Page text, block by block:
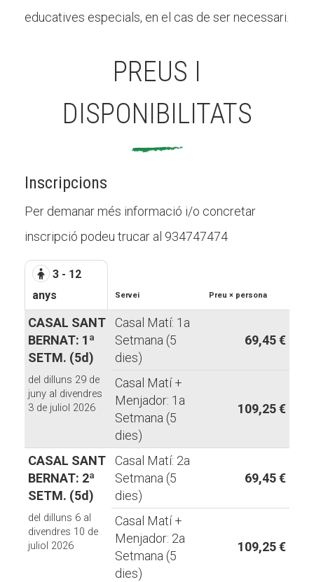
educatives especials, en el cas de ser necessari.
PREUS I
DISPONIBILITATS
Inscripcions
Per demanar més informació i/o concretar
inscripció podeu trucar al 934747474
3 - 12
anys
Servei Preu × persona
CASAL SANT
BERNAT: 1ª
SETM. (5d)
del dilluns 29 de
juny al divendres
3 de juliol 2026
Casal Matí: 1a
Setmana (5
dies)
69,45 €
Casal Matí +
Menjador: 1a
Setmana (5
dies)
109,25 €
CASAL SANT
BERNAT: 2ª
SETM. (5d)
del dilluns 6 al
divendres 10 de
juliol 2026
Casal Matí: 2a
Setmana (5
dies)
69,45 €
Casal Matí +
Menjador: 2a
Setmana (5
dies)
109,25 €